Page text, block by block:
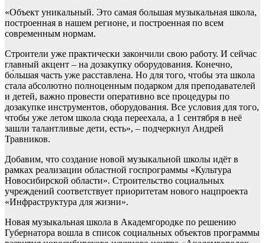
«Объект уникальный. Это самая большая музыкальная школа,
построенная в нашем регионе, и построенная по всем
современным нормам.
Строители уже практически закончили свою работу. И сейчас
главный акцент – на дозакупку оборудования. Конечно,
бо́льшая часть уже расставлена. Но для того, чтобы эта школа
стала абсолютно полноценным подарком для преподавателей
и детей, важно провести оперативно все процедуры по
дозакупке инструментов, оборудования. Все условия для того,
чтобы уже летом школа сюда переехала, а 1 сентября в неё
зашли талантливые дети, есть», – подчеркнул Андрей
Травников.
Добавим, что создание новой музыкальной школы идёт в
рамках реализации областной госпрограммы «Культура
Новосибирской области». Строительство социальных
учреждений соответствует приоритетам нового нацпроекта
«Инфраструктура для жизни».
Новая музыкальная школа в Академгородке по решению
Губернатора вошла в список социальных объектов программы